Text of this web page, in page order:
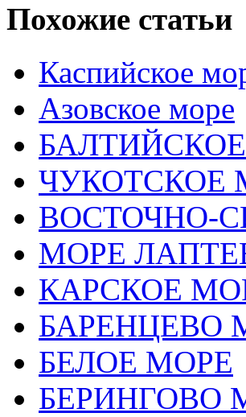
Похожие статьи
Каспийское
Азовское море
ЧУКОТСКОЕ
ВОСТОЧНО-
МОРЕ
КАРСКОЕ
БАРЕНЦЕВО
БЕЛОЕ МОРЕ
БЕРИНГОВО